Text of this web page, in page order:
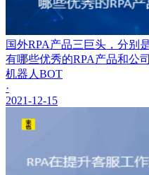
国外RPA产品三巨头，分别
有哪些优秀的RPA产品和公
机器人BOT
·
2021-12-15